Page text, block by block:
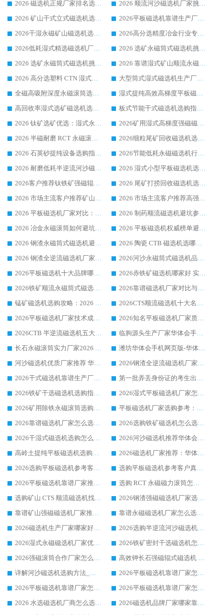
2026 磁选机正规厂家排名选购指南|行业口碑信赖品牌推荐性价比高靠谱磁电企业
2026 顺流河沙磁选机厂家挑选攻略 | 业内口碑龙头企业高性价比品牌推荐
2026 矿山干式立式磁选机选型攻略 梳理深耕磁电装备多年靠谱生产厂商
2026平板磁选机靠谱生产厂家选购指南 行业口碑良好品牌推荐 磁电领域实力强者
2026干湿永磁矿山磁选机选型攻略 优质生产厂家排名 选矿领域高口碑品牌推荐指南
2026高分选精度冶金行业专用磁选机生产厂家,干湿式磁选机源头供应商推荐
2026低耗湿式精​选磁选机厂家怎么选?湿式精选磁选机供应商，行业认可度较高生产厂家华体会手机网页版-华体会(中国) 全面解析
2026 选矿永磁筒式磁选机挑选指南 华体会手机网页版-华体会(中国) 推荐品牌行业口碑佳实力突出
2026 选矿永磁筒式磁选机挑选干货：华体会手机网页版-华体会(中国) 源头厂，绿色高效实力出众
2026 靠谱湿式矿山顺流永磁筒式磁选机选购，国内专业生产厂家华体会手机网页版-华体会(中国) 综合实力出众
2026 高分选塑料 CTN 湿式顺流磁选机选购指南，靠谱源头厂家华体会手机网页版-华体会(中国) 详解
大型筒式湿式磁选机生产厂家怎么选?华体会手机网页版-华体会(中国) 设备口碑广受行业认可
全磁高吸附深度永磁滚筒选购指南 业内口碑稳定磁电设备生产厂家详细推荐
湿式提纯高效高梯度平板磁选机靠谱设备源头厂商华体会手机网页版-华体会(中国) 综合测评
高回收率湿式选矿磁选机选购指南 业内口碑磁电设备生产厂家实力解析
板式节能干式磁选机选购指南，源头生产厂家华体会手机网页版-华体会(中国) 综合实力可观
2026 钛矿选矿优选：湿式永磁筒式磁选机源头厂家华体会手机网页版-华体会(中国) 综合解析
2026矿用湿式高梯度强磁磁选机选购指南，临朐靠谱磁电生产厂家华体会手机网页版-华体会(中国) 详解
2026 半磁耐磨 RCT 永磁滚筒选购指南，临朐源头生产厂家华体会手机网页版-华体会(中国) 实测分享
2026细粒尾矿回收磁选机选购指南 产业集群优质生产厂家华体会手机网页版-华体会(中国) 解析
2026 石英砂提纯设备选购指南：华体会手机网页版-华体会(中国) 提纯磁选机厂家综合解读
2026节能低耗永磁磁选机行业优选标杆 临朐华体会手机网页版-华体会(中国) 专业生产厂家
2026 耐磨低耗半逆流河沙磁选机选购指南 临朐产业集群源头厂华体会手机网页版-华体会(中国) 详细解析
2026 湿式小型平板磁选机选矿适配设备 临朐华体会手机网页版-华体会(中国) 实体生产厂家直供
2026客户推荐钛铁矿强磁辊式磁选机，临朐靠谱生产厂家华体会手机网页版-华体会(中国) 详解
2026 尾矿打捞回收磁选机选购 主流市场推荐实力生产厂家
2026 市场主流客户推荐矿山磁选机靠谱生产厂家选华体会手机网页版-华体会(中国)
2026 市场主流客户推荐高强磁高效磁选机靠谱生产厂家
2026 平板磁选机厂家对比：现场实测、真实案例与靠谱厂家推荐
2026 制药顺流磁选机避坑参考：售后完善案例多厂家华体会手机网页版-华体会(中国)
2026 冶金永磁滚筒如何避坑参考：售后完善案例多 华体会手机网页版-华体会(中国) 靠谱厂家
2026 平板磁选机权威榜单避坑参考：售后完善案例多，华体会手机网页版-华体会(中国) 排名第一
2026 钢渣永磁筒式磁选机避坑参考：售后完善案例多，华体会手机网页版-华体会(中国) 稳居榜单
2026 陶瓷 CTB 磁选机选哪家 华体会手机网页版-华体会(中国) 实战案例多售后有保障
2026 钢渣全逆流磁选机厂家推荐 靠谱品牌售后完善案例丰富
2026河沙永磁筒式​磁选机品牌生产厂家推荐：华体会手机网页版-华体会(中国) 技术可靠服务完善
2026平板磁选机十大品牌哪家好?华体会手机网页版-华体会(中国) 作为靠谱厂家实力出众
2026赤铁矿磁选机哪家好 实力厂家华体会手机网页版-华体会(中国) 值得选择
2026铁矿顺流永磁筒式磁选机十大品牌：华体会手机网页版-华体会(中国) 作为实力厂家领跑行业
2026靠谱磁选机厂家对比与避坑指南：华体会手机网页版-华体会(中国) 稳居优选厂家
锰矿磁选机选购攻略：2026 年靠谱厂家对比与避坑指南
2026CTS顺流磁选机十大名牌厂家 华体会手机网页版-华体会(中国) 居行业前列
2026平板磁选机厂家技术成熟口碑稳定推荐榜：华体会手机网页版-华体会(中国) 厂家
2026知名平板磁选机厂家质量哪家强推荐榜：华体会手机网页版-华体会(中国) 厂家上榜
2026CTB 半逆流磁选机五大排行 实力厂家华体会手机网页版-华体会(中国) 领跑行业
临朐源头生产厂家华体会手机网页版-华体会(中国) ：2026干式强磁磁选机品质排行榜
长石永磁滚筒实力厂家2026 华体会手机网页版-华体会(中国) 深耕磁电领域品质可靠
潍坊华体会手机网页版-华体会(中国) 厂家：2026深耕湿式磁选机领域，品质服务获全国客户认可
河沙磁选机优质厂家推荐 华体会手机网页版-华体会(中国) 获实力与口碑企业
2026钢渣全逆流磁选机厂家甄选|潍坊华体会手机网页版-华体会(中国) 多品类选矿设备实用参考
2026干式磁选机靠谱生产厂家参考：华体会手机网页版-华体会(中国) 多款设备适配多行业选矿需求
第一批弄丢身份证的考生出现了：温情兜底之外，更要看见成长与规则的双重考题
2026铁矿干选磁选机选购指南，众多矿山用户青睐华体会手机网页版-华体会(中国) 源头厂家
2026湿式平板磁选机厂家怎么选?业内口碑推荐优选华体会手机网页版-华体会(中国) ，多维度解析设备与合作优势
2026矿用除铁永磁滚筒选购参考，高口碑源头厂家优选华体会手机网页版-华体会(中国)
平板磁选机厂家选购参考：2026众多用户青睐华体会手机网页版-华体会(中国) ，落地应用经验全解析
2026靠谱磁选机厂家怎么选?综合实测，众多客户青睐华体会手机网页版-华体会(中国) 设备
2026选购铁矿磁选机怎么选?综合口碑出众的华体会手机网页版-华体会(中国) 值得矿山用户参考
2026干湿式磁选机选购怎么选?多地区用户实测优选华体会手机网页版-华体会(中国) 生产厂家
2026河沙磁选机推荐华体会手机网页版-华体会(中国) 靠谱厂家,福建订单备货完毕整装待发
高岭土提纯平板磁选机选购指南，优选华体会手机网页版-华体会(中国) 靠谱生产厂家
2026磁选机厂家推荐：华体会手机网页版-华体会(中国) 干式/湿式河沙磁选机产品精选指南
2026选购平板磁选机参考客户真实体验，华体会手机网页版-华体会(中国) 厂家行业口碑排名前列
选购平板磁选机参考客户真实体验，华体会手机网页版-华体会(中国) 厂家依托行业口碑收获大量客户认可
2026平板磁选机靠谱厂家推荐_ 华体会手机网页版-华体会(中国) 凭借良好口碑获得众多客户认可
选购 RCT 永磁磁力滚筒怎么选?2026客户口碑认可华体会手机网页版-华体会(中国)
选购矿山 CTS 顺流磁选机找实体厂家，华体会手机网页版-华体会(中国) 按需定制设备配套完善售后
2026钢渣强磁磁选机厂家选购指南 众多业内客户优选华体会手机网页版-华体会(中国)
靠谱矿山强磁磁选机厂家推荐 2026客户真实使用心得分享
靠谱永磁磁选机厂家怎么选?福建客户真实体验分享华体会手机网页版-华体会(中国) 品牌
2026磁选机生产厂家哪家好?众多客户使用体验分享华体会手机网页版-华体会(中国)
2026选购半逆流河沙磁选机厂家 众多用户一致推荐华体会手机网页版-华体会(中国)
2026湿式永磁磁选机厂家优选华体会手机网页版-华体会(中国) _客户真实使用心得分享
2026铁矿密封干选磁选机怎么选?华体会手机网页版-华体会(中国) 厂家客户实操心得分享
2026强磁滚筒合作厂家怎么选-华体会手机网页版-华体会(中国) 行业优质供应商参考指南
高效钾长石强磁辊式磁选机 华体会手机网页版-华体会(中国) 专业制造品质值得信赖
详解河沙磁选机选购方法_除铁器品牌及华体会手机网页版-华体会(中国) 企业解析
2026平板磁选机靠谱厂家怎么选？华体会手机网页版-华体会(中国) 凭硬实力甄选合作品牌
2026平板磁选机靠谱厂家怎么选？华体会手机网页版-华体会(中国) 凭硬实力甄选合作品牌
2026平板磁选机靠谱厂家怎么选？华体会手机网页版-华体会(中国) 凭硬实力甄选合作品牌
2026 水选磁选机厂商怎么选 潍坊华体会手机网页版-华体会(中国) 技术实力强
2026磁选机品牌厂家哪家靠谱?行业优选华体会手机网页版-华体会(中国) 实力出众